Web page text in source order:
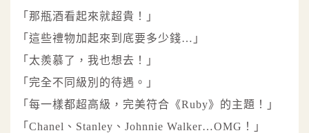
「那瓶酒看起來就超貴！」
「這些禮物加起來到底要多少錢…」
「太羨慕了，我也想去！」
「完全不同級別的待遇。」
「每一樣都超高級，完美符合《Ruby》的主題！」
「Chanel、Stanley、Johnnie Walker…OMG！」